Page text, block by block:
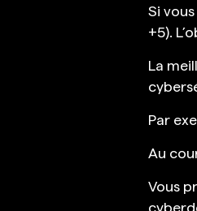
Si
+5).
La
Par
Au
Vous